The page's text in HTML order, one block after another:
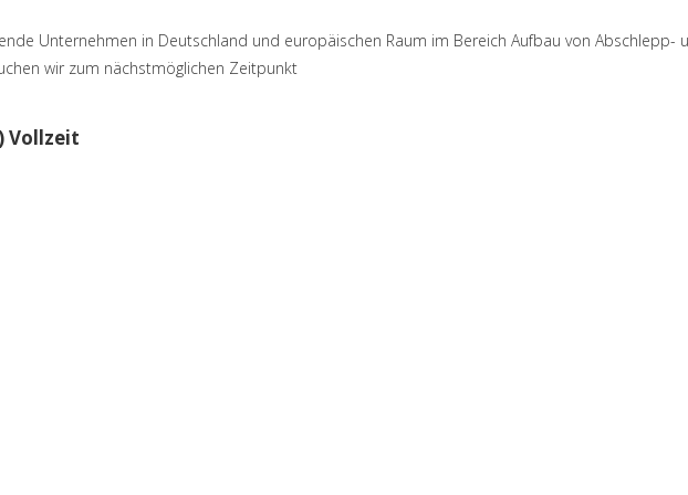
Unternehmen in Deutschland und europäischen Raum im Bereich Aufbau von Abschlepp-
wir zum nächstmöglichen Zeitpunkt
Vollzeit